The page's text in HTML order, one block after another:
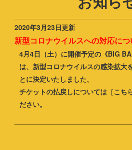
2020年3月23日更新
新型コロナウイルスへの対応につ
4月4日（土）に開催予定の《BIG
は、新型コロナウイルスの感染拡大
とに決定いたしました。
チケットの払戻しについては ［こち
ださい。